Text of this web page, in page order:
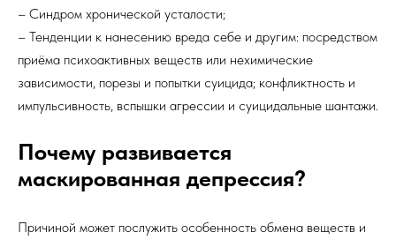
– Синдром хронической усталости;
– Тенденции к нанесению вреда себе и другим: посредством
приёма психоактивных веществ или нехимические
зависимости, порезы и попытки суицида; конфликтность и
импульсивность, вспышки агрессии и суицидальные шантажи.
Почему развивается
маскированная депрессия?
Причиной может послужить особенность обмена веществ и